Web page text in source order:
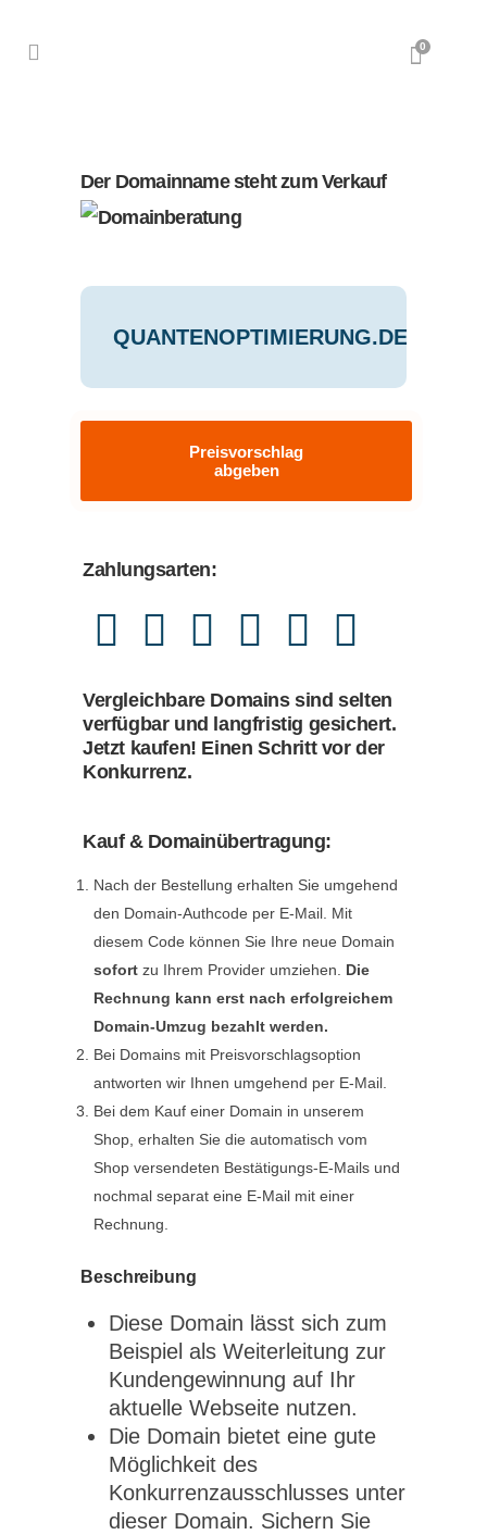
0
Der Domainname steht zum Verkauf
QUANTENOPTIMIERUNG.DE
Preisvorschlag
abgeben
Zahlungsarten:
Vergleichbare Domains sind selten
verfügbar und langfristig gesichert.
Jetzt kaufen! Einen Schritt vor der
Konkurrenz.
Kauf & Domainübertragung:
Nach der Bestellung erhalten Sie umgehend
den Domain-Authcode per E-Mail. Mit
diesem Code können Sie Ihre neue Domain
sofort zu Ihrem Provider umziehen. Die
Rechnung kann erst nach erfolgreichem
Domain-Umzug bezahlt werden.
Bei Domains mit Preisvorschlagsoption
antworten wir Ihnen umgehend per E-Mail.
Bei dem Kauf einer Domain in unserem
Shop, erhalten Sie die automatisch vom
Shop versendeten Bestätigungs-E-Mails und
nochmal separat eine E-Mail mit einer
Rechnung.
Beschreibung
Diese Domain lässt sich zum
Beispiel als Weiterleitung zur
Kundengewinnung auf Ihr
aktuelle Webseite nutzen.
Die Domain bietet eine gute
Möglichkeit des
Konkurrenzausschlusses unter
dieser Domain. Sichern Sie